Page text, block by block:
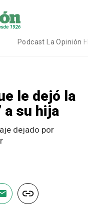
Podcast La Opinión
le dejó la
a su hija
dejado por